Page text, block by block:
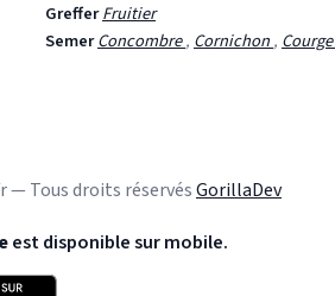
GrefferFruitier
SemerConcombre, Cornichon, Courge
— Tous droits réservésGorillaDev
est disponible sur mobile.